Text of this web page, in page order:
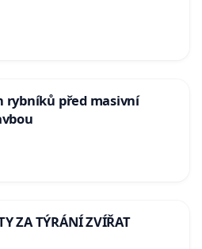
rybníků před masivní
ZA TÝRÁNÍ ZVÍŘAT